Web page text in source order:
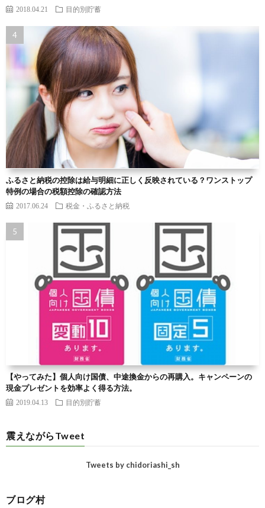
2018.04.21 目的別貯蓄
ふるさと納税の控除は給与明細に正しく反映されている？ワンストップ
特例の場合の税額控除の確認方法
2017.06.24 税金・ふるさと納税
【やってみた】個人向け国債、中途換金からの再購入。キャンペーンの
現金プレゼントを効率よく得る方法。
2019.04.13 目的別貯蓄
震えながらTweet
Tweets by chidoriashi_sh
ブログ村